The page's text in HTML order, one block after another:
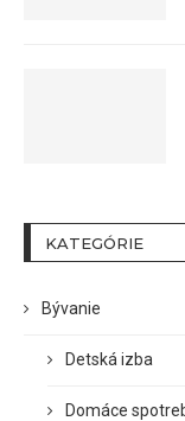
KATEGÓRIE
Bývanie
Detská izba
Domáce